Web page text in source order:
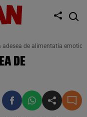
adesea de alimentatia
DE